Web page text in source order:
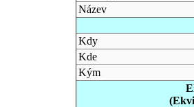
Název
Kdy
Kde
Kým